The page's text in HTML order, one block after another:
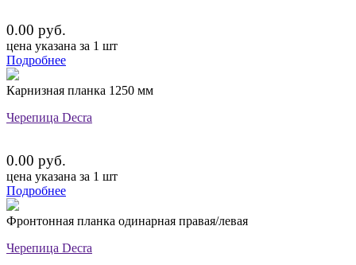
0.00 руб.
цена указана за 1 шт
Подробнее
Карнизная планка 1250 мм
Черепица Decra
0.00 руб.
цена указана за 1 шт
Подробнее
Фронтонная планка одинарная правая/левая
Черепица Decra